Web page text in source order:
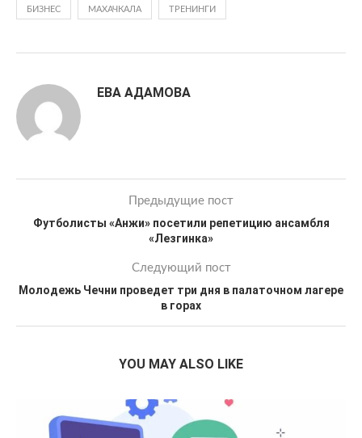
БИЗНЕС МАХАЧКАЛА ТРЕНИНГИ
ЕВА АДАМОВА
Предыдущие пост
Футболисты «Анжи» посетили репетицию ансамбля
«Лезгинка»
Следующий пост
Молодежь Чечни проведет три дня в палаточном лагере
в горах
YOU MAY ALSO LIKE